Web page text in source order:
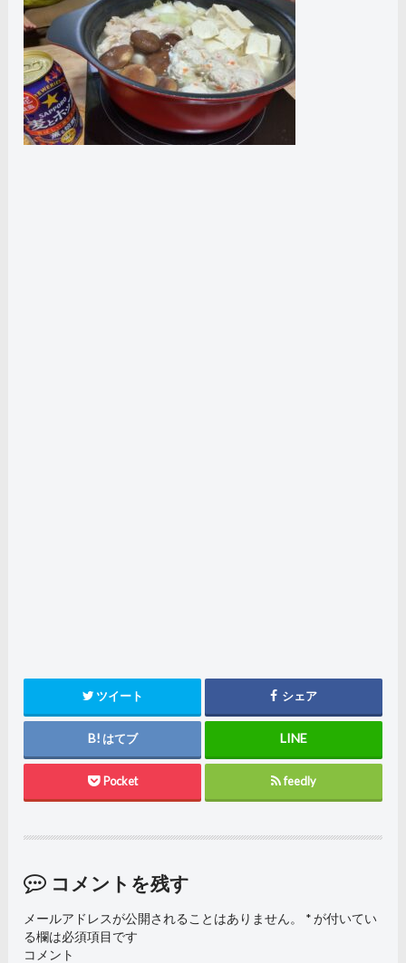
ツイート シェア
はてブ
Pocket feedly
コメントを残す
メールアドレスが公開されることはありません。 *が付いてい
る欄は必須項目です
コメント